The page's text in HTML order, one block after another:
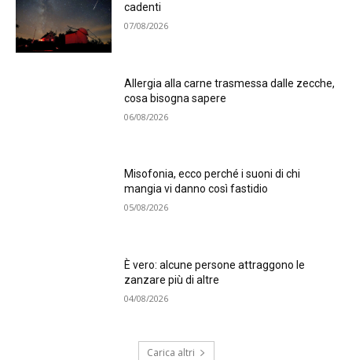
cadenti
07/08/2026
Allergia alla carne trasmessa dalle zecche,
cosa bisogna sapere
06/08/2026
Misofonia, ecco perché i suoni di chi
mangia vi danno così fastidio
05/08/2026
È vero: alcune persone attraggono le
zanzare più di altre
04/08/2026
Carica altri